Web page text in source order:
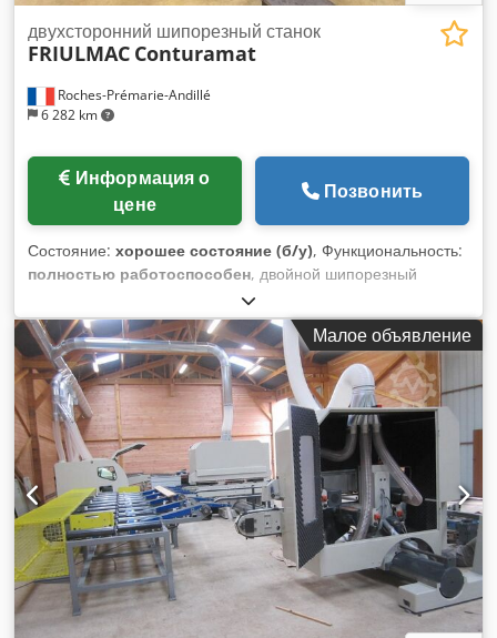
Roches-Prémarie-Andillé
6 282 km
двухсторонний шипорезный станок
FRIULMAC Conturamat
цене
Позвонить
Состояние: хорошее состояние (б/у), Функциональность:
полностью работоспособен, двойной шипорезный
станок, двойная сверлильная машина, пошаговое
управление Оборудована: 1+1 пилами Dkjdpfx Asw A A E
Iehlor 1+1 фрезерной группой 1+1 сверлильной группой
максимальная длина: 2500 мм
Малое объявление